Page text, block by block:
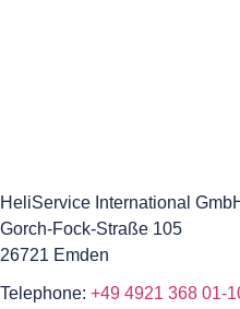
HeliService International
Gorch-Fock-Straße 105
26721 Emden
Telephone: +49 4921 368 01-